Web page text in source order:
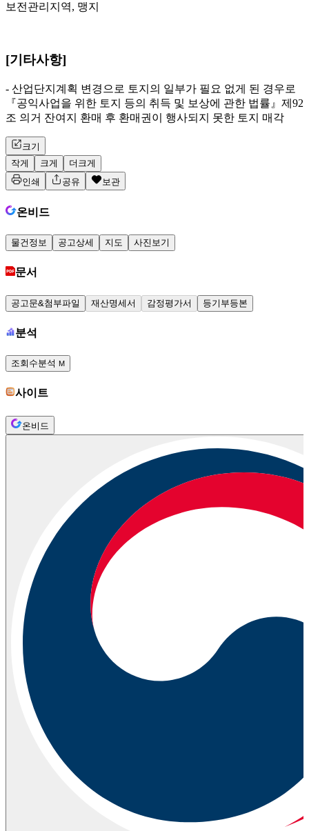
보전관리지역, 맹지
[기타사항]
- 산업단지계획 변경으로 토지의 일부가 필요 없게 된 경우로
『공익사업을 위한 토지 등의 취득 및 보상에 관한 법률』제92
조 의거 잔여지 환매 후 환매권이 행사되지 못한 토지 매각
크기
작게
크게
더크게
인쇄
공유 보관
온비드
물건정보 공고상세 지도 사진보기
문서
공고문&첨부파일 재산명세서 감정평가서 등기부등본
분석
조회수분석 M
사이트
온비드